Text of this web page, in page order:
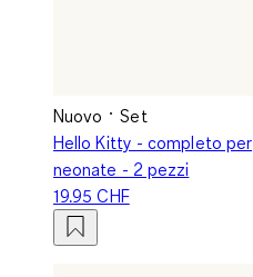
Nuovo
Set
Hello Kitty - completo per
neonate - 2 pezzi
19.95 CHF